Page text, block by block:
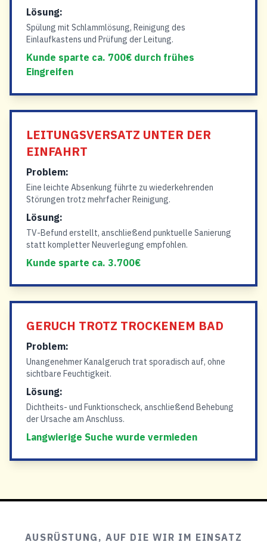
Lösung:
Spülung mit Schlammlösung, Reinigung des
Einlaufkastens und Prüfung der Leitung.
Kunde sparte ca. 700€ durch frühes
Eingreifen
LEITUNGSVERSATZ UNTER DER
EINFAHRT
Problem:
Eine leichte Absenkung führte zu wiederkehrenden
Störungen trotz mehrfacher Reinigung.
Lösung:
TV-Befund erstellt, anschließend punktuelle Sanierung
statt kompletter Neuverlegung empfohlen.
Kunde sparte ca. 3.700€
GERUCH TROTZ TROCKENEM BAD
Problem:
Unangenehmer Kanalgeruch trat sporadisch auf, ohne
sichtbare Feuchtigkeit.
Lösung:
Dichtheits- und Funktionscheck, anschließend Behebung
der Ursache am Anschluss.
Langwierige Suche wurde vermieden
AUSRÜSTUNG, AUF DIE WIR IM EINSATZ